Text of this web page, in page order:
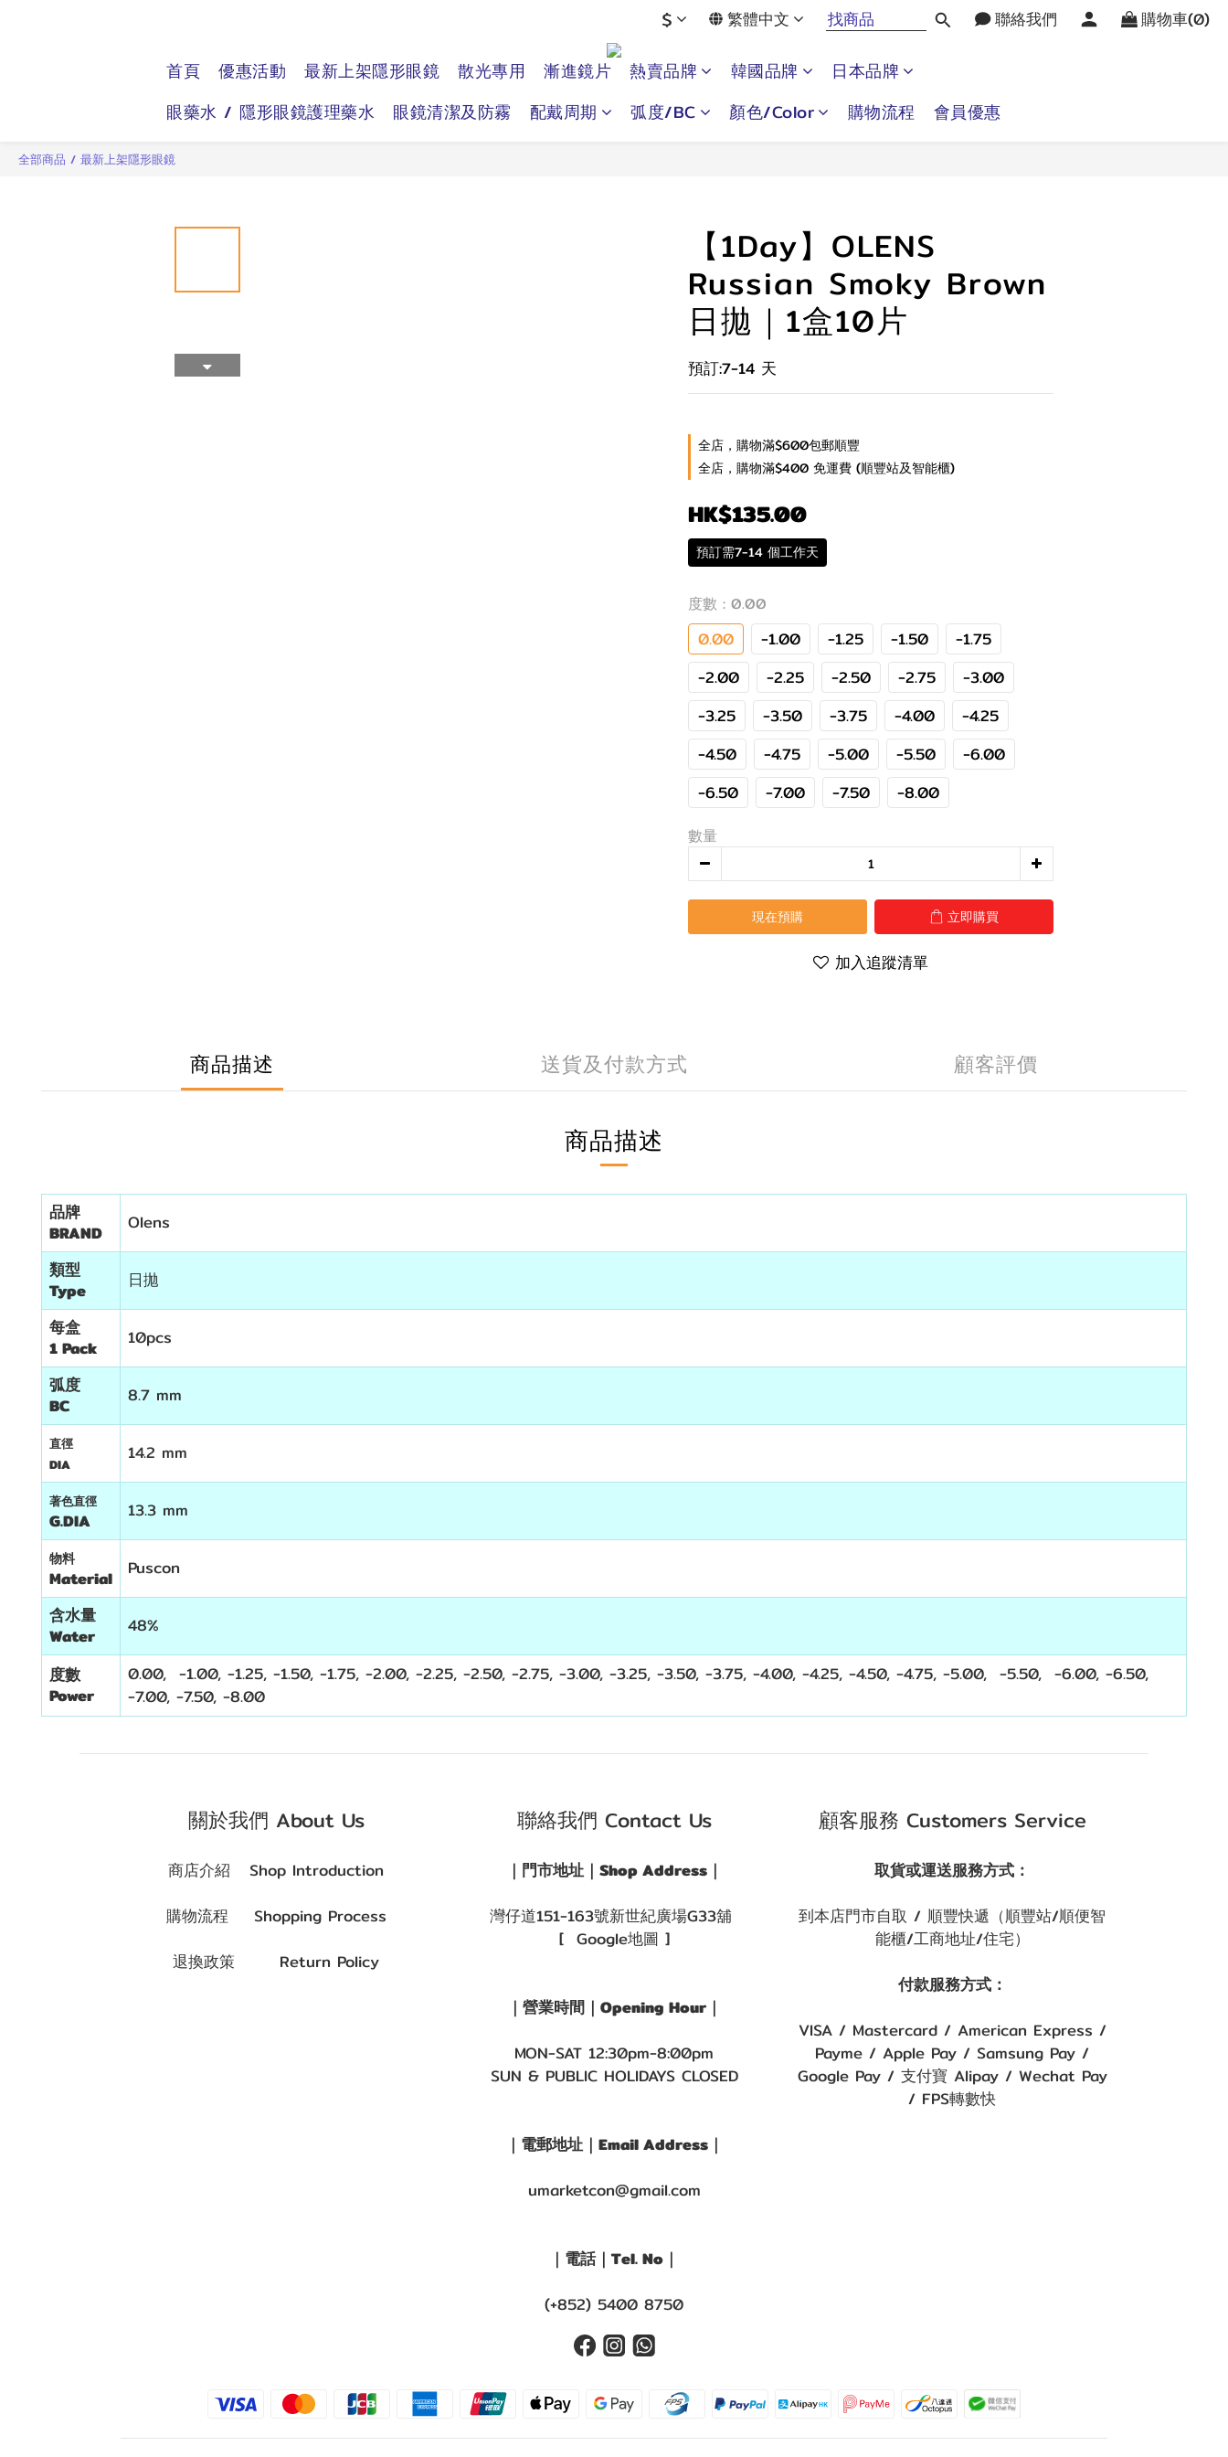
$ 繁體中文 聯絡我們 購物車(0)
首頁 優惠活動 最新上架隱形眼鏡 散光專用 漸進鏡片 熱賣品牌 韓國品牌
日本品牌
眼藥水 / 隱形眼鏡護理藥水
眼鏡清潔及防霧 配戴周期 弧度/BC 顏色/Color 購物流程 會員優惠
全部商品 / 最新上架隱形眼鏡
【1Day】OLENS
Russian Smoky Brown
日拋｜1盒10片
預訂:7-14 天
全店，購物滿$600包郵順豐
全店，購物滿$400 免運費 (順豐站及智能櫃)
HK$135.00
預訂需7-14 個工作天
度數 : 0.00
0.00 -1.00 -1.25 -1.50
-1.75
-2.00
-2.25 -2.50 -2.75
-3.00
-3.25
-3.50 -3.75 -4.00
-4.25
-4.50
-4.75 -5.00 -5.50
-6.00
-6.50
-7.00 -7.50 -8.00
數量
現在預購 立即購買
加入追蹤清單
商品描述 送貨及付款方式 顧客評價
商品描述
品牌
BRAND
Olens
類型
Type
日拋
每盒
1 Pack
10pcs
弧度
BC
8.7 mm
直徑
DIA
14.2 mm
著色直徑
G.DIA 13.3 mm
物料
Material
Puscon
含水量
Water
48%
度數
Power
0.00, -1.00, -1.25, -1.50, -1.75, -2.00, -2.25, -2.50, -2.75, -3.00, -3.25, -3.50, -3.75, -4.00, -4.25, -4.50, -4.75, -5.00, -5.50, -6.00, -6.50,
-7.00, -7.50, -8.00
關於我們 About Us
商店介紹 Shop Introduction
購物流程 Shopping Process
退換政策 Return Policy
聯絡我們 Contact Us
｜門市地址｜Shop Address｜
灣仔道151-163號新世紀廣場G33舖
[ Google地圖 ]
｜營業時間｜Opening Hour｜
MON-SAT 12:30pm-8:00pm
SUN & PUBLIC HOLIDAYS CLOSED
｜電郵地址｜Email Address｜
umarketcon@gmail.com
｜電話｜Tel. No｜
(+852) 5400 8750
顧客服務 Customers Service
取貨或運送服務方式：
到本店門市自取 / 順豐快遞（順豐站/順便智
能櫃/工商地址/住宅）
付款服務方式：
VISA / Mastercard / American Express /
Payme / Apple Pay / Samsung Pay /
Google Pay / 支付寶 Alipay / Wechat Pay
/ FPS轉數快